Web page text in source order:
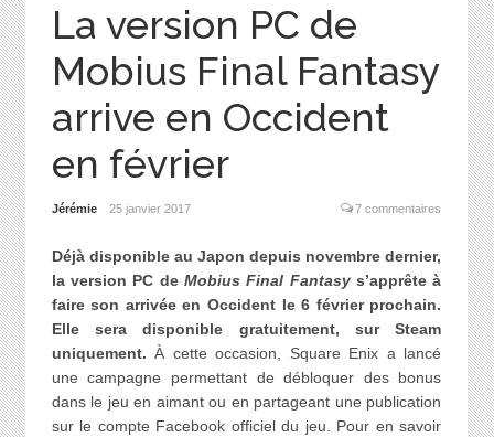
La version PC de
Mobius Final Fantasy
arrive en Occident
en février
Jérémie 25 janvier 2017 7 commentaires
Déjà disponible au Japon depuis novembre dernier,
la version PC de Mobius Final Fantasys’apprête à
faire son arrivée en Occident le 6 février prochain.
Elle sera disponible gratuitement, sur Steam
uniquement.À cette occasion, Square Enix a lancé
une campagne permettant de débloquer des bonus
dans le jeu en aimant ou en partageant une publication
sur le compte Facebook officiel du jeu. Pour en savoir